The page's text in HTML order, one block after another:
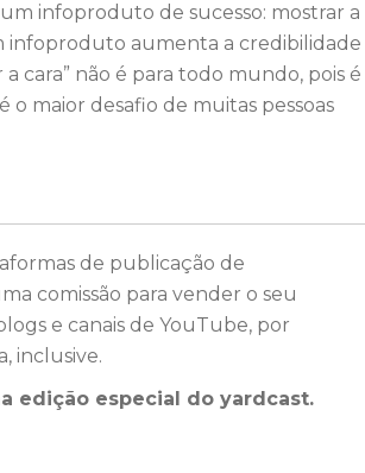
infoproduto de sucesso: mostrar a
infoproduto aumenta a credibilidade
cara” não é para todo mundo, pois é
o maior desafio de muitas pessoas
de publicação de
comissão para vender o seu
e canais de YouTube, por
inclusive.
edição especial do yardcast.